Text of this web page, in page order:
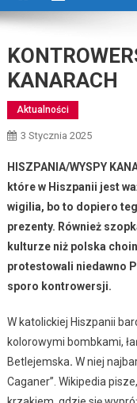
KANARACH
Aktualności
3 Stycznia 2025
HISZPANIA/WYSPY
które w Hiszpanii jest
wigilia, bo to dopiero
prezenty. Również
kulturze niż polska
protestowali niedawno
sporo kontrowersji.
W katolickiej Hiszpanii
kolorowymi bombkami,
Betlejemska. W niej
Caganer”. Wikipedia